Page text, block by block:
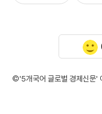
©'5개국어 글로벌 경제신문'